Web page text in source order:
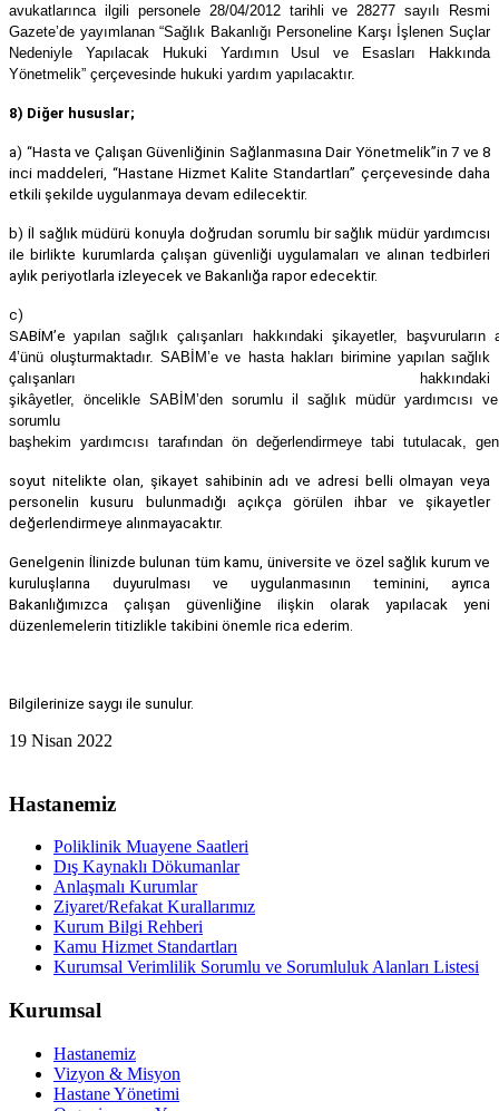
avukatlarınca ilgili personele 28/04/2012 tarihli ve 28277 sayılı Resmi
Gazete’de yayımlanan “Sağlık Bakanlığı Personeline Karşı İşlenen Suçlar
Nedeniyle Yapılacak Hukuki Yardımın Usul ve Esasları Hakkında
Yönetmelik” çerçevesinde hukuki yardım yapılacaktır.
8) Diğer hususlar;
a) “Hasta ve Çalışan Güvenliğinin Sağlanmasına Dair Yönetmelik”in 7 ve 8
inci maddeleri, “Hastane Hizmet Kalite Standartları” çerçevesinde daha
etkili şekilde uygulanmaya devam edilecektir.
b) İl sağlık müdürü konuyla doğrudan sorumlu bir sağlık müdür yardımcısı
ile birlikte kurumlarda çalışan güvenliği uygulamaları ve alınan tedbirleri
aylık periyotlarla izleyecek ve Bakanlığa rapor edecektir.
c)
SABİM’e yapılan sağlık çalışanları hakkındaki şikayetler, başvuruların
4’ünü oluşturmaktadır. SABİM’e ve hasta hakları birimine yapılan sağlık
çalışanları hakkındaki
şikâyetler, öncelikle SABİM’den sorumlu il sağlık müdür yardımcısı
sorumlu
başhekim yardımcısı tarafından ön değerlendirmeye tabi tutulacak,
soyut nitelikte olan, şikayet sahibinin adı ve adresi belli olmayan veya
personelin kusuru bulunmadığı açıkça görülen ihbar ve şikayetler
değerlendirmeye alınmayacaktır.
Genelgenin İlinizde bulunan tüm kamu, üniversite ve özel sağlık kurum ve
kuruluşlarına duyurulması ve uygulanmasının teminini, ayrıca
Bakanlığımızca çalışan güvenliğine ilişkin olarak yapılacak yeni
düzenlemelerin titizlikle takibini önemle rica ederim.
Bilgilerinize saygı ile sunulur.
19 Nisan 2022
Hastanemiz
Poliklinik Muayene Saatleri
Dış Kaynaklı Dökumanlar
Anlaşmalı Kurumlar
Ziyaret/Refakat Kurallarımız
Kurum Bilgi Rehberi
Kamu Hizmet Standartları
Kurumsal Verimlilik Sorumlu ve Sorumluluk Alanları Listesi
Kurumsal
Hastanemiz
Vizyon & Misyon
Hastane Yönetimi